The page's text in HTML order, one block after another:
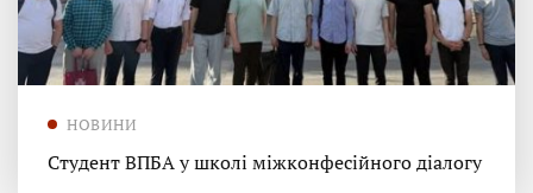
НОВИНИ
Студент ВПБА у школі міжконфесійного діалогу